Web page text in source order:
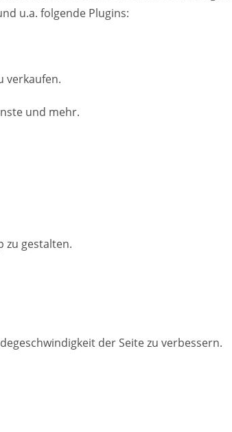
u.a. folgende Plugins:
verkaufen.
und mehr.
zu gestalten.
der Seite zu verbessern.